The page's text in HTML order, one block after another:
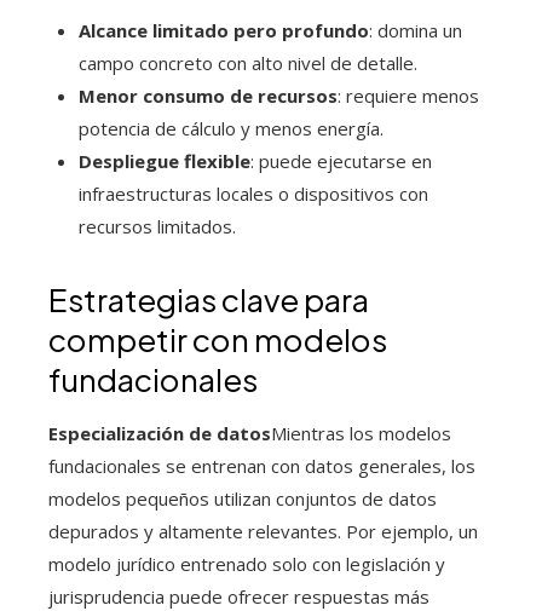
Alcance limitado pero profundo: domina un
campo concreto con alto nivel de detalle.
Menor consumo de recursos: requiere menos
potencia de cálculo y menos energía.
Despliegue flexible: puede ejecutarse en
infraestructuras locales o dispositivos con
recursos limitados.
Estrategias clave para
competir con modelos
fundacionales
Especialización de datosMientras los modelos
fundacionales se entrenan con datos generales, los
modelos pequeños utilizan conjuntos de datos
depurados y altamente relevantes. Por ejemplo, un
modelo jurídico entrenado solo con legislación y
jurisprudencia puede ofrecer respuestas más